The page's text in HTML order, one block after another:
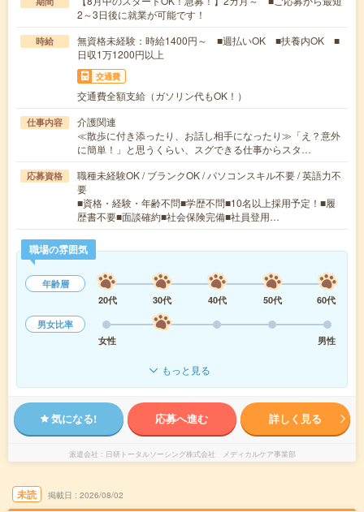
2～3日後に就業が可能です！
時給
無資格未経験：時給1400円～ ■週払いOK ■扶養内OK ■
日収1万1200円以上
交通費
交通費全額支給（ガソリン代もOK！）
仕事内容
介護関連
≪散歩に付き添ったり、お話し相手になったり≫「え？意外
に簡単！」と思うくらい、スグできる仕事からスタ…
応募資格
職種未経験OK / ブランクOK / パソコンスキル不要 / 英語力不
要
■資格・経験・年齢不問■学歴不問■10名以上採用予定！■履
歴書不要■面談確約■社会保険完備■社員登用…
職場の雰囲気
年齢層
20代
30代 40代 50代
60代
男女比率
女性
男性
もっと見る
気になる! 応募へ進む 詳しく見る
派遣会社 日研トータルソーシング株式会社 メディカルケア事業部
未読 掲載日 2026/08/02